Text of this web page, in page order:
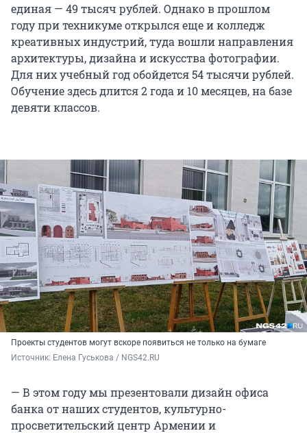
единая — 49 тысяч рублей. Однако в прошлом
году при техникуме открылся еще и колледж
креативных индустрий, туда вошли направления
архитектуры, дизайна и искусства фотографии.
Для них учебный год обойдется 54 тысячи рублей.
Обучение здесь длится 2 года и 10 месяцев, на базе
девяти классов.
Проекты студентов могут вскоре появиться не только на бумаге
Источник: Елена Гуськова / NGS42.RU
— В этом году мы презентовали дизайн офиса
банка от наших студентов, культурно-
просветительский центр Армении и